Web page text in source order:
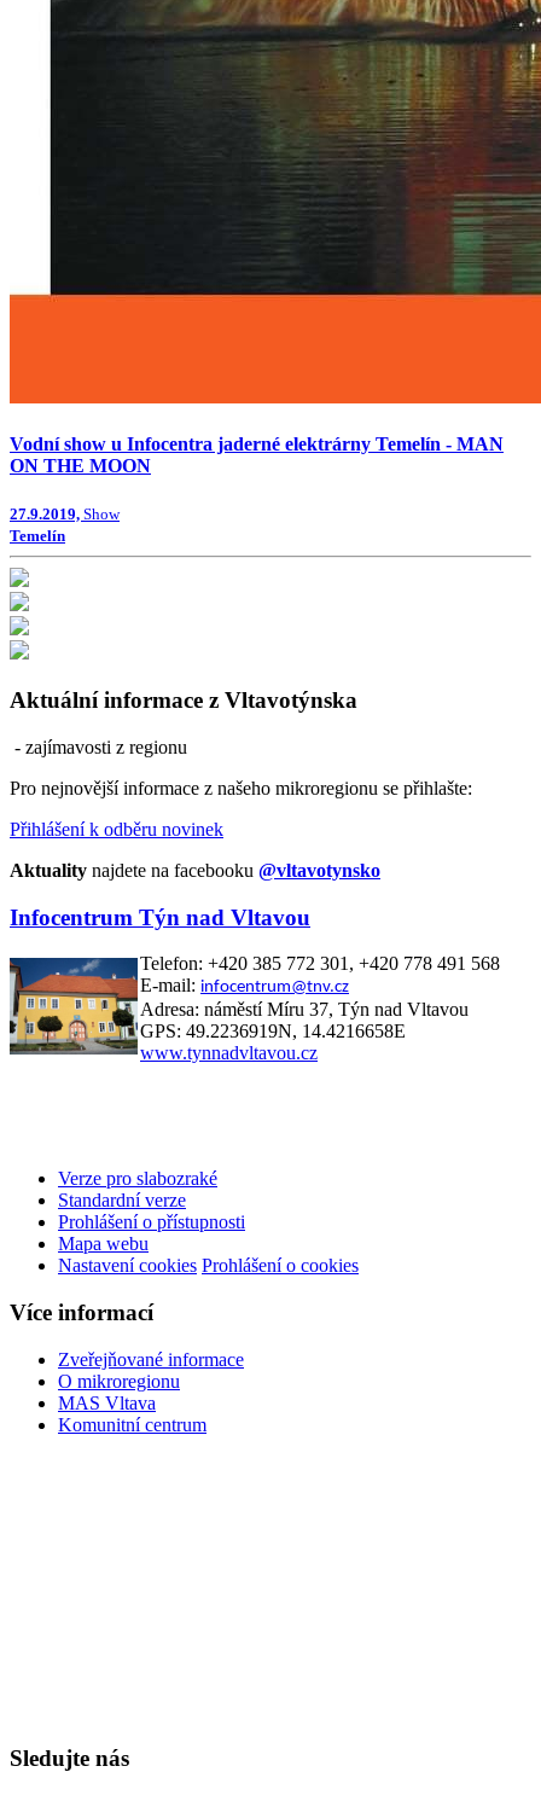
Vodní show u Infocentra jaderné elektrárny Temelín - MAN
ON THE MOON
27.9.2019, Show
Temelín
Aktuální informace z Vltavotýnska
- zajímavosti z regionu
Pro nejnovější informace z našeho mikroregionu se přihlašte:
Přihlášení k odběru novinek
Aktuality najdete na facebooku @vltavotynsko
Infocentrum Týn nad Vltavou
Telefon: +420 385 772 301, +420 778 491 568
E-mail: infocentrum@tnv.cz
Adresa: náměstí Míru 37, Týn nad Vltavou
GPS: 49.2236919N, 14.4216658E
www.tynnadvltavou.cz
Verze pro slabozraké
Standardní verze
Prohlášení o přístupnosti
Mapa webu
Nastavení cookies Prohlášení o cookies
Více informací
Zveřejňované informace
O mikroregionu
MAS Vltava
Komunitní centrum
Sledujte nás